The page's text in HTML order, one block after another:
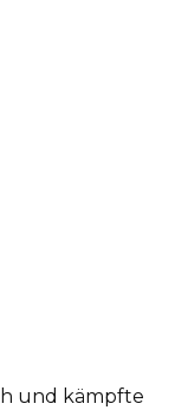
und kämpfte